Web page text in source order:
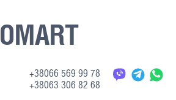
OMART
+38066 569 99 78
+38063 306 82 68